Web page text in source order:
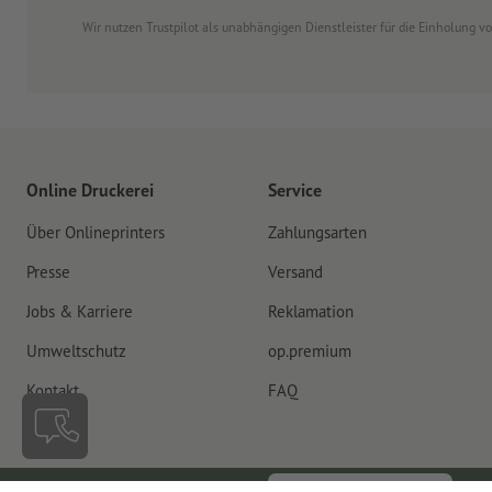
Wir nutzen Trustpilot als unabhängigen Dienstleister für die Einholung
Online Druckerei
Über Onlineprinters
Presse
Jobs & Karriere
Umweltschutz
Kontakt
Service
Zahlungsarten
Versand
Reklamation
op.premium
FAQ